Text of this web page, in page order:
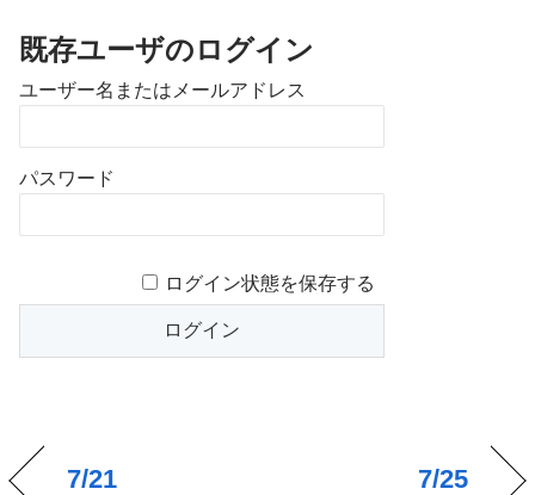
既存ユーザのログイン
ユーザー名またはメールアドレス
パスワード
ログイン状態を保存する
7/21 7/25